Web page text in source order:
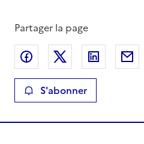
Partager la page
Partager sur Facebook
Partager sur X
S'abonner